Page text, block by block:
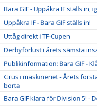
Bara GIF - Uppåkra IF ställs in,
Uppåkra IF - Bara GIF ställs in!
Uttåg direkt i TF-Cupen
Derbyförlust i årets sämsta
Publikinformation: Bara GIF -
Grus i maskineriet - Årets
borta
Bara GIF klara för Division 5! -